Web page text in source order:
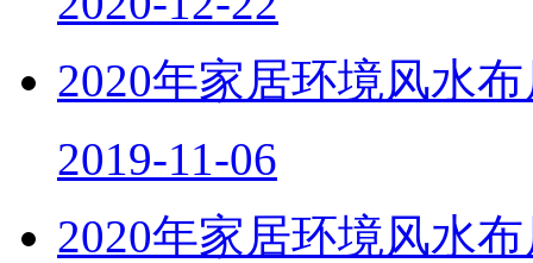
2020年家居环境风水
2019-11-06
2020年家居环境风水